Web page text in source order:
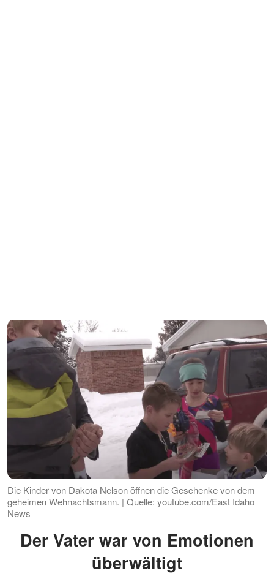
Die Kinder von Dakota Nelson öffnen die Geschenke von dem
geheimen Wehnachtsmann. | Quelle: youtube.com/East Idaho
News
Der Vater war von Emotionen
überwältigt